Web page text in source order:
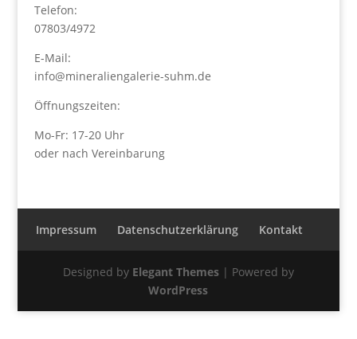
Telefon:
07803/4972
E-Mail:
info@mineraliengalerie-suhm.de
Öffnungszeiten:
Mo-Fr: 17-20 Uhr
oder nach Vereinbarung
Impressum Datenschutzerklärung Kontakt
Designed by Elegant Themes| Powered by
WordPress